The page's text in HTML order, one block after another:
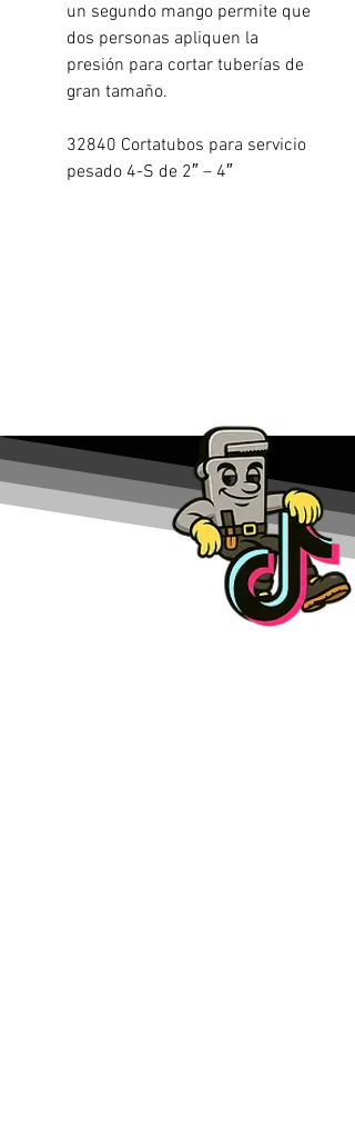
un segundo mango permite que
dos personas apliquen la
presión para cortar tuberías de
gran tamaño.
32840 Cortatubos para servicio
pesado 4-S de 2″ – 4″